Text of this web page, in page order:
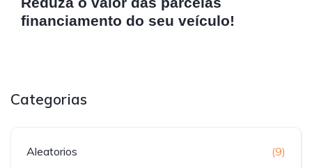
financiamento do seu veículo!
Categorias
Aleatorios (9)